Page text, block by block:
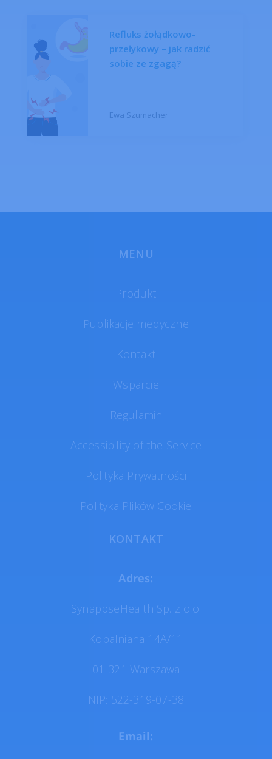
Refluks żołądkowo-
przełykowy – jak radzić
sobie ze zgagą?
Ewa Szumacher
MENU
Produkt
Publikacje medyczne
Kontakt
Wsparcie
Regulamin
Accessibility of the Service
Polityka Prywatności
Polityka Plików Cookie
KONTAKT
Adres:
SynappseHealth Sp. z o.o.
Kopalniana 14A/11
01-321 Warszawa
NIP: 522-319-07-38
Email: